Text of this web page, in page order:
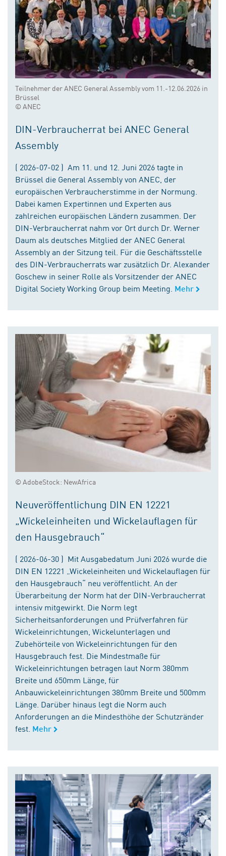
Teilnehmer der ANEC General Assembly vom 11.-12.06.2026 in
Brüssel
© ANEC
DIN-Verbraucherrat bei ANEC General
Assembly
( 2026-07-02 ) Am 11. und 12. Juni 2026 tagte in
Brüssel die General Assembly von ANEC, der
europäischen Verbraucherstimme in der Normung.
Dabei kamen Expertinnen und Experten aus
zahlreichen europäischen Ländern zusammen. Der
DIN-Verbraucherrat nahm vor Ort durch Dr. Werner
Daum als deutsches Mitglied der ANEC General
Assembly an der Sitzung teil. Für die Geschäftsstelle
des DIN-Verbraucherrats war zusätzlich Dr. Alexander
Goschew in seiner Rolle als Vorsitzender der ANEC
Digital Society Working Group beim Meeting. Mehr
© AdobeStock: NewAfrica
Neuveröffentlichung DIN EN 12221
„Wickeleinheiten und Wickelauflagen für
den Hausgebrauch“
( 2026-06-30 ) Mit Ausgabedatum Juni 2026 wurde die
DIN EN 12221 „Wickeleinheiten und Wickelauflagen für
den Hausgebrauch“ neu veröffentlicht. An der
Überarbeitung der Norm hat der DIN-Verbraucherrat
intensiv mitgewirkt. Die Norm legt
Sicherheitsanforderungen und Prüfverfahren für
Wickeleinrichtungen, Wickelunterlagen und
Zubehörteile von Wickeleinrichtungen für den
Hausgebrauch fest. Die Mindestmaße für
Wickeleinrichtungen betragen laut Norm 380mm
Breite und 650mm Länge, für
Anbauwickeleinrichtungen 380mm Breite und 500mm
Länge. Darüber hinaus legt die Norm auch
Anforderungen an die Mindesthöhe der Schutzränder
fest. Mehr